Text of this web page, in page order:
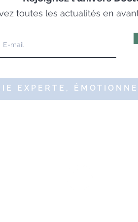
toutes les actualités en
EXPERTE,